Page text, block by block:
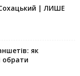
| ЛИШЕ
як
обрати